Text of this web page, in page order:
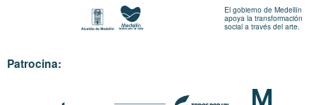
El gobierno de Medellín
apoya la transformación
social a través del arte.
Patrocina: